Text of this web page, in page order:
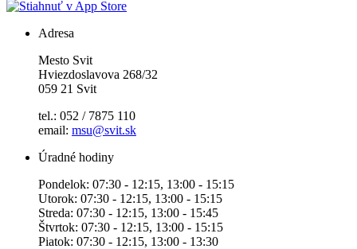
Adresa
Mesto Svit
Hviezdoslavova 268/32
059 21 Svit
tel.: 052 / 7875 110
email: msu@svit.sk
Úradné hodiny
Pondelok: 07:30 - 12:15, 13:00 - 15:15
Utorok: 07:30 - 12:15, 13:00 - 15:15
Streda: 07:30 - 12:15, 13:00 - 15:45
Štvrtok: 07:30 - 12:15, 13:00 - 15:15
Piatok: 07:30 - 12:15, 13:00 - 13:30